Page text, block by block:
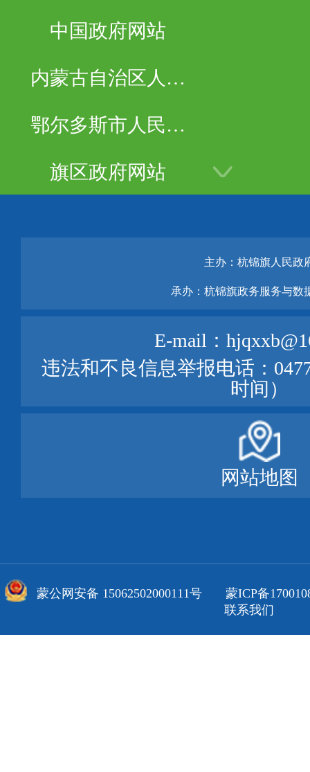
中国政府网站
内蒙古自治区人民
鄂尔多斯市人民政
旗区政府网站
主办：杭锦旗人民政
承办：杭锦旗政务服务与数
E-mail：
违法和不良信息举报电话：
时间）
网站地图
蒙公网安备 15062502000111号
蒙ICP备
联系我们